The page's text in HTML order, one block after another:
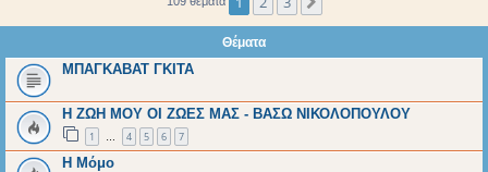
η
Θέματα
ΜΠΑΓΚΑΒΑΤ ΓΚΙΤΑ
Η ΖΩΗ ΜΟΥ ΟΙ ΖΩΕΣ ΜΑΣ - ΒΑΣΩ ΝΙΚΟΛΟΠΟΥΛΟΥ
1 … 4 5 6 7
Η Μόμο